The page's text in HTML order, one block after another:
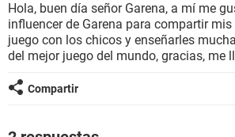
Hola, buen día señor Garena, a mí me
influencer de Garena para compartir
juego con los chicos y enseñarles
del mejor juego del mundo, gracias, me
Compartir